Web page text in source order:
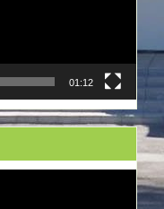
01:12